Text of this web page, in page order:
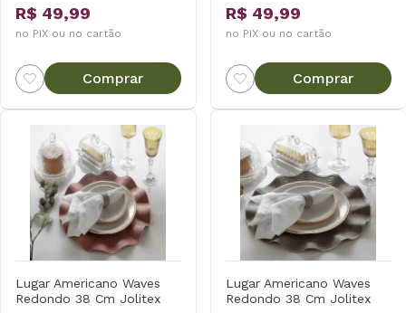
R$ 49,99
no PIX ou no cartão
Comprar
R$ 49,99
no PIX ou no cartão
Comprar
Lugar Americano Waves
Redondo 38 Cm Jolitex
Lugar Americano Waves
Redondo 38 Cm Jolitex